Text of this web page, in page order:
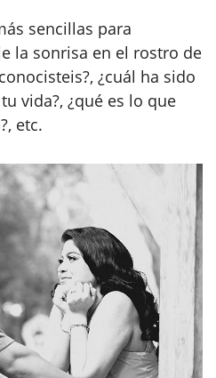
sencillas para
la sonrisa en el rostro de
¿cuál ha sido
vida?, ¿qué es lo que
etc.